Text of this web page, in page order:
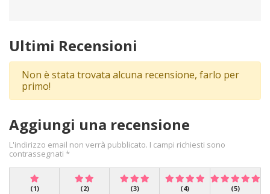
Ultimi Recensioni
Non è stata trovata alcuna recensione, farlo per
primo!
Aggiungi una recensione
L'indirizzo email non verrà pubblicato. I campi richiesti sono
contrassegnati *
(1) (2) (3) (4) (5)